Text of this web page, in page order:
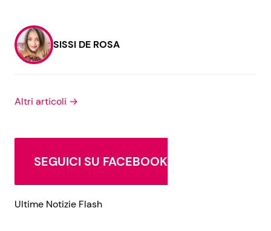
SISSI DE ROSA
Altri articoli →
SEGUICI SU FACEBOOK
Ultime Notizie Flash